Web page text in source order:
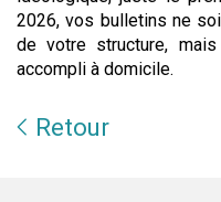
2026, vos bulletins ne
de votre structure,
accompli à domicile.
Retour